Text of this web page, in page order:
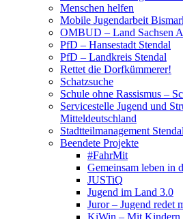
Menschen helfen
Mobile Jugendarbeit
OMBUD – Land Sachsen
PfD – Hansestadt Stendal
PfD – Landkreis Stendal
Rettet die Dorfkümmerer!
Schatzsuche
Schule ohne Rassismus –
Servicestelle Jugend und
Mitteldeutschland
Stadtteilmanagement
Beendete Projekte
#FahrMit
Gemeinsam leben in
JUSTiQ
Jugend im Land 3.0
Juror – Jugend redet
KiWin – Mit Kindern